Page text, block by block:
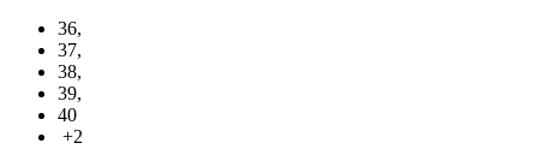
36,
37,
38,
39,
40
+2